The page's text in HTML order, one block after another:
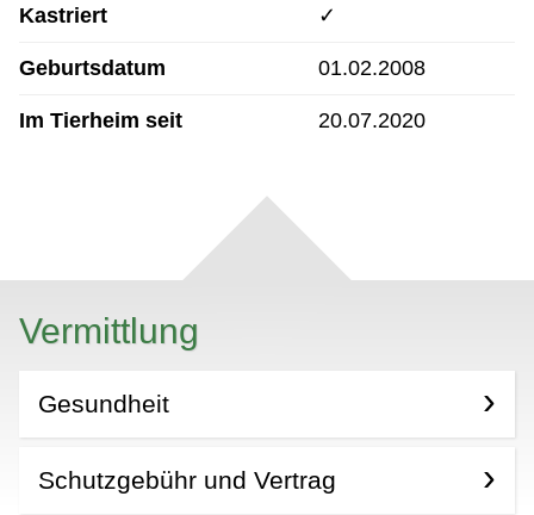
Kastriert ✓
Geburtsdatum 01.02.2008
Im Tierheim seit 20.07.2020
Vermittlung
Gesundheit
Schutzgebühr und Vertrag